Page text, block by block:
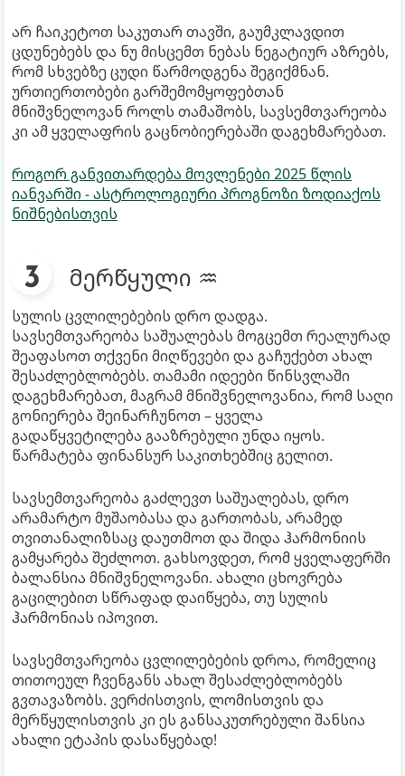
არ ჩაიკეტოთ საკუთარ თავში, გაუმკლავდით
ცდუნებებს და ნუ მისცემთ ნებას ნეგატიურ აზრებს,
რომ სხვებზე ცუდი წარმოდგენა შეგიქმნან.
ურთიერთობები გარშემომყოფებთან
მნიშვნელოვან როლს თამაშობს, სავსემთვარეობა
კი ამ ყველაფრის გაცნობიერებაში დაგეხმარებათ.
როგორ განვითარდება მოვლენები 2025 წლის
იანვარში - ასტროლოგიური პროგნოზი ზოდიაქოს
ნიშნებისთვის
მერწყული ♒
სულის ცვლილებების დრო დადგა.
სავსემთვარეობა საშუალებას მოგცემთ რეალურად
შეაფასოთ თქვენი მიღწევები და გაჩუქებთ ახალ
შესაძლებლობებს. თამამი იდეები წინსვლაში
დაგეხმარებათ, მაგრამ მნიშვნელოვანია, რომ საღი
გონიერება შეინარჩუნოთ – ყველა
გადაწყვეტილება გააზრებული უნდა იყოს.
წარმატება ფინანსურ საკითხებშიც გელით.
სავსემთვარეობა გაძლევთ საშუალებას, დრო
არამარტო მუშაობასა და გართობას, არამედ
თვითანალიზსაც დაუთმოთ და შიდა ჰარმონიის
გამყარება შეძლოთ. გახსოვდეთ, რომ ყველაფერში
ბალანსია მნიშვნელოვანი. ახალი ცხოვრება
გაცილებით სწრაფად დაიწყება, თუ სულის
ჰარმონიას იპოვით.
სავსემთვარეობა ცვლილებების დროა, რომელიც
თითოეულ ჩვენგანს ახალ შესაძლებლობებს
გვთავაზობს. ვერძისთვის, ლომისთვის და
მერწყულისთვის კი ეს განსაკუთრებული შანსია
ახალი ეტაპის დასაწყებად!